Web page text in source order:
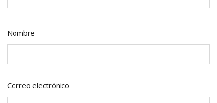
Nombre
Correo electrónico